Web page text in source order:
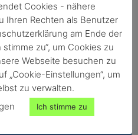
oder
wir
gerne
Lifetime
Support
10 Jahre
Reparatur-
Cookies - nähere
Ihren Rechten als Benutzer
am Ende der
stimme zu“, um Cookies zu
Webseite besuchen zu
„Cookie-Einstellungen“, um
zu verwalten.
Ich stimme zu